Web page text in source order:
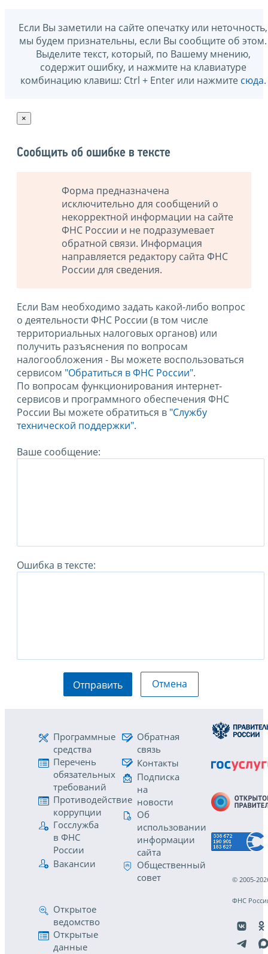
Если Вы заметили на сайте опечатку или неточность,
мы будем признательны, если Вы сообщите об этом.
Выделите текст, который, по Вашему мнению,
содержит ошибку, и нажмите на клавиатуре
комбинацию клавиш: Ctrl + Enter или нажмите сюда.
×
Сообщить об ошибке в тексте
Форма предназначена
исключительно для сообщений о
некорректной информации на сайте
ФНС России и не подразумевает
обратной связи. Информация
направляется редактору сайта ФНС
России для сведения.
Если Вам необходимо задать какой-либо вопрос
о деятельности ФНС России (в том числе
территориальных налоговых органов) или
получить разъяснения по вопросам
налогообложения - Вы можете воспользоваться
сервисом "Обратиться в ФНС России".
По вопросам функционирования интернет-
сервисов и программного обеспечения ФНС
России Вы можете обратиться в "Службу
технической поддержки".
Ваше сообщение:
Ошибка в тексте:
Отправить Отмена
Программные
средства
Перечень
обязательных
требований
Противодействие
коррупции
Госслужба
в ФНС
России
Вакансии
Обратная
связь
Контакты
Подписка
на
новости
Об
использовании
информации
сайта
Общественный
совет
Открытое
ведомство
Открытые
данные
© 2005-
ФНС